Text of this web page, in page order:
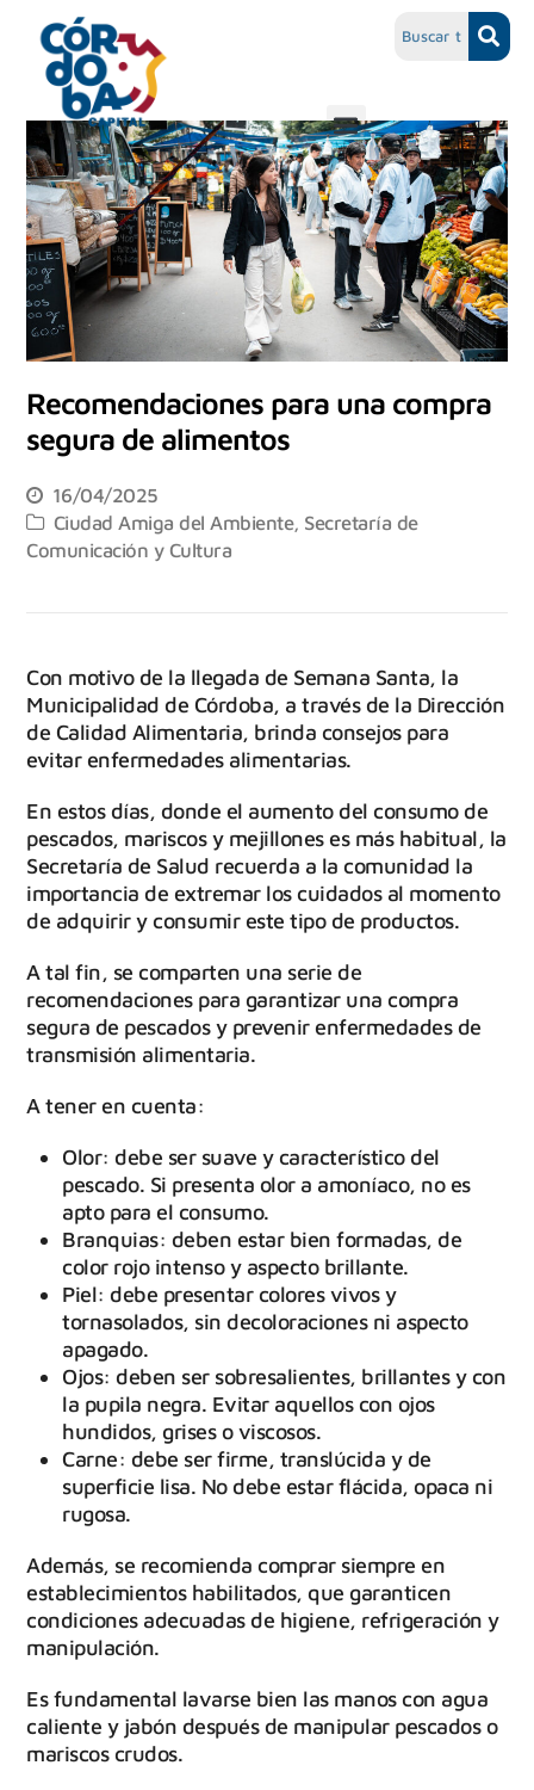
Recomendaciones para una compra
segura de alimentos
16/04/2025
Ciudad Amiga del Ambiente, Secretaría de
Comunicación y Cultura
Con motivo de la llegada de Semana Santa, la
Municipalidad de Córdoba, a través de la Dirección
de Calidad Alimentaria, brinda consejos para
evitar enfermedades alimentarias.
En estos días, donde el aumento del consumo de
pescados, mariscos y mejillones es más habitual, la
Secretaría de Salud recuerda a la comunidad la
importancia de extremar los cuidados al momento
de adquirir y consumir este tipo de productos.
A tal fin, se comparten una serie de
recomendaciones para garantizar una compra
segura de pescados y prevenir enfermedades de
transmisión alimentaria.
A tener en cuenta:
Olor: debe ser suave y característico del
pescado. Si presenta olor a amoníaco, no es
apto para el consumo.
Branquias: deben estar bien formadas, de
color rojo intenso y aspecto brillante.
Piel: debe presentar colores vivos y
tornasolados, sin decoloraciones ni aspecto
apagado.
Ojos: deben ser sobresalientes, brillantes y con
la pupila negra. Evitar aquellos con ojos
hundidos, grises o viscosos.
Carne: debe ser firme, translúcida y de
superficie lisa. No debe estar flácida, opaca ni
rugosa.
Además, se recomienda comprar siempre en
establecimientos habilitados, que garanticen
condiciones adecuadas de higiene, refrigeración y
manipulación.
Es fundamental lavarse bien las manos con agua
caliente y jabón después de manipular pescados o
mariscos crudos.